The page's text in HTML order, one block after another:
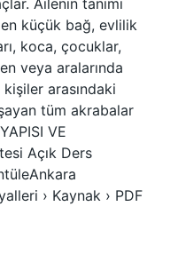
Ailenin tanımı
küçük bağ, evlilik
koca, çocuklar,
veya aralarında
arasındaki
tüm akrabalar
VE
Açık Ders
› Kaynak › PDF